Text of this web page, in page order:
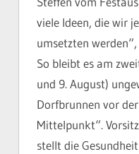
viele Ideen, die wir
umsetzten
So bleibt es am
und 9. August)
Dorfbrunnen vor
Mittelpunkt“.
stellt die